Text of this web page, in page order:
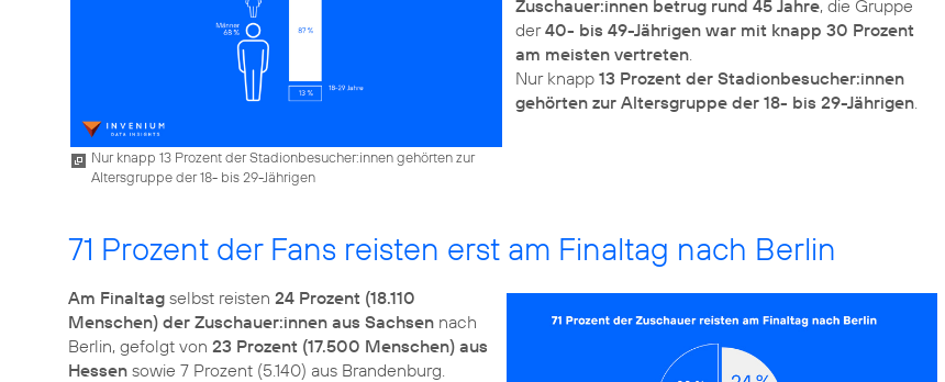
Nur knapp 13 Prozent der Stadionbesucher:innen gehörten zur
Altersgruppe der 18- bis 29-Jährigen
Zuschauer:innen betrug rund 45 Jahre, die Gruppe
der40- bis 49-Jährigen war mit knapp 30 Prozent
am meisten vertreten.
Nur knapp 13 Prozent der Stadionbesucher:innen
gehörten zur Altersgruppe der 18- bis 29-Jährigen
71 Prozent der Fans reisten erst am Finaltag nach Berlin
Am Finaltag selbst reisten 24 Prozent (18.110
Menschen) der Zuschauer:innen aus Sachsen nach
Berlin, gefolgt von 23 Prozent (17.500 Menschen) aus
Hessen sowie 7 Prozent (5.140) aus Brandenburg.